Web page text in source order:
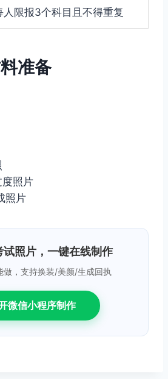
人限报3个科目且不得重复
准备
照片
照片
照片，一键在线制作
做，支持换装/美颜/生成回执
微信小程序制作